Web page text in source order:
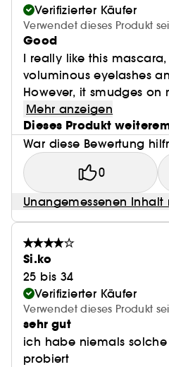
Verifizierter Käufer
Verwendet dieses Produkt
Good
I really like this
voluminous eyelashes
However, it smudges on
Mehr anzeigen
Dieses Produkt
War diese Bewertung
0
Unangemessenen Inhalt
Si.ko
25 bis 34
Verifizierter Käufer
Verwendet dieses Produkt
sehr gut
ich habe niemals
probiert